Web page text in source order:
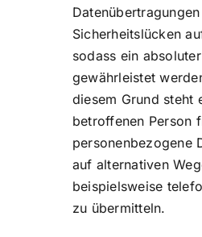
Sicherheitslücken
sodass ein
gewährleistet
diesem Grund steht
betroffenen Person
personenbezogene
auf alternativen
beispielsweise
zu übermitteln.